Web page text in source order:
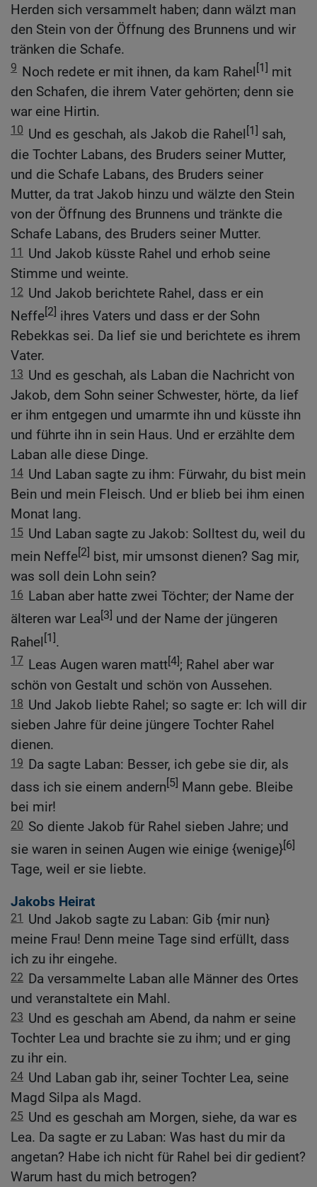
Herden sich versammelt haben; dann wälzt man
den Stein von der Öffnung des Brunnens und wir
tränken die Schafe.
9 Noch redete er mit ihnen, da kam Rahel [1] mit
den Schafen, die ihrem Vater gehörten; denn sie
war eine Hirtin.
10 Und es geschah, als Jakob die Rahel [1] sah,
die Tochter Labans, des Bruders seiner Mutter,
und die Schafe Labans, des Bruders seiner
Mutter, da trat Jakob hinzu und wälzte den Stein
von der Öffnung des Brunnens und tränkte die
Schafe Labans, des Bruders seiner Mutter.
11 Und Jakob küsste Rahel und erhob seine
Stimme und weinte.
12 Und Jakob berichtete Rahel, dass er ein
Neffe[2] ihres Vaters und dass er der Sohn
Rebekkas sei. Da lief sie und berichtete es ihrem
Vater.
13 Und es geschah, als Laban die Nachricht von
Jakob, dem Sohn seiner Schwester, hörte, da lief
er ihm entgegen und umarmte ihn und küsste ihn
und führte ihn in sein Haus. Und er erzählte dem
Laban alle diese Dinge.
14 Und Laban sagte zu ihm: Fürwahr, du bist mein
Bein und mein Fleisch. Und er blieb bei ihm einen
Monat lang.
15 Und Laban sagte zu Jakob: Solltest du, weil du
mein Neffe[2] bist, mir umsonst dienen? Sag mir,
was soll dein Lohn sein?
16 Laban aber hatte zwei Töchter; der Name der
älteren war Lea[3] und der Name der jüngeren
Rahel [1].
17 Leas Augen waren matt[4]; Rahel aber war
schön von Gestalt und schön von Aussehen.
18 Und Jakob liebte Rahel; so sagte er: Ich will dir
sieben Jahre für deine jüngere Tochter Rahel
dienen.
19 Da sagte Laban: Besser, ich gebe sie dir, als
dass ich sie einem andern[5] Mann gebe. Bleibe
bei mir!
20 So diente Jakob für Rahel sieben Jahre; und
sie waren in seinen Augen wie einige {wenige}[6]
Tage, weil er sie liebte.
Jakobs Heirat
21 Und Jakob sagte zu Laban: Gib {mir nun}
meine Frau! Denn meine Tage sind erfüllt, dass
ich zu ihr eingehe.
22 Da versammelte Laban alle Männer des Ortes
und veranstaltete ein Mahl.
23 Und es geschah am Abend, da nahm er seine
Tochter Lea und brachte sie zu ihm; und er ging
zu ihr ein.
24 Und Laban gab ihr, seiner Tochter Lea, seine
Magd Silpa als Magd.
25 Und es geschah am Morgen, siehe, da war es
Lea. Da sagte er zu Laban: Was hast du mir da
angetan? Habe ich nicht für Rahel bei dir gedient?
Warum hast du mich betrogen?